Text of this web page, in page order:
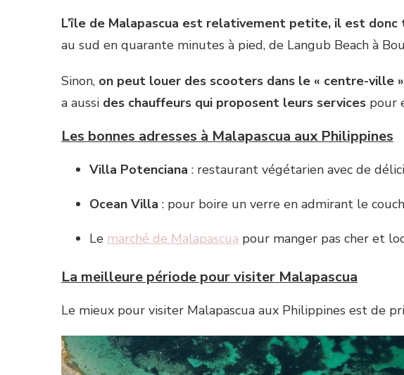
L’île de Malapascua est relativement petite, il est
au sud en quarante minutes à pied, de Langub Beach à
Sinon, on peut louer des scooters dans le « centre-ville
a aussi des chauffeurs qui proposent leurs services pour
Les bonnes adresses à Malapascua aux Philippines
Villa Potenciana : restaurant végétarien avec de
Ocean Villa : pour boire un verre en admirant le
Le marché de Malapascua pour manger pas cher et
La meilleure période pour visiter Malapascua
Le mieux pour visiter Malapascua aux Philippines est de